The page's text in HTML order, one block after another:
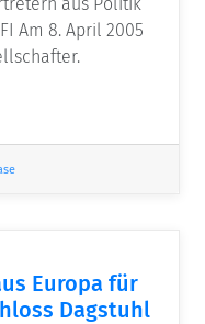
Am 8. April 2005
Europa für
Dagstuhl